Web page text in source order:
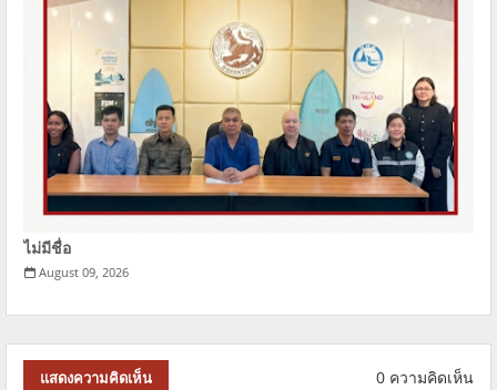
ไม่มีชื่อ
August 09, 2026
แสดงความคิดเห็น 0 ความคิดเห็น